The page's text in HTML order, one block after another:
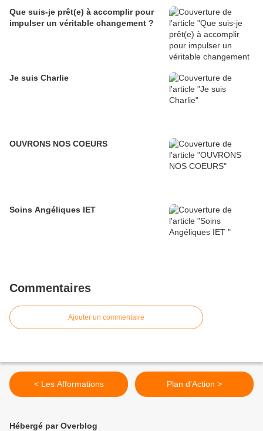
Que suis-je prêt(e) à accomplir pour
impulser un véritable changement ?
Je suis Charlie
OUVRONS NOS COEURS
Soins Angéliques IET
Commentaires
Ajouter un commentaire
< Les Afformations Plan d'Action >
Hébergé par Overblog